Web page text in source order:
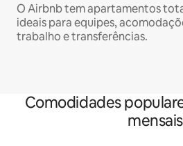
O Airbnb tem apartamentos
ideais para equipes,
trabalho e transferências.
Comodidades
mensais